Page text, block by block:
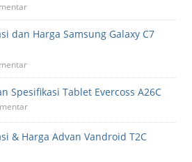
dan Harga Samsung Galaxy C7
Spesifikasi Tablet Evercoss A26C
& Harga Advan Vandroid T2C